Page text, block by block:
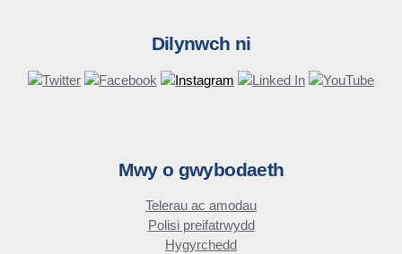
Dilynwch ni
Mwy o gwybodaeth
Telerau ac amodau
Polisi preifatrwydd
Hygyrchedd